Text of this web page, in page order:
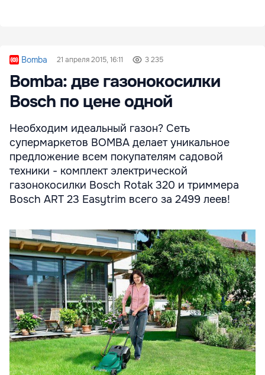
Bomba 21 апреля 2015, 16:11 3 235
Bomba: две газонокосилки
Bosch по цене одной
Необходим идеальный газон? Сеть
супермаркетов BOMBA делает уникальное
предложение всем покупателям садовой
техники - комплект электрической
газонокосилки Bosch Rotak 320 и триммера
Bosch ART 23 Easytrim всего за 2499 леев!